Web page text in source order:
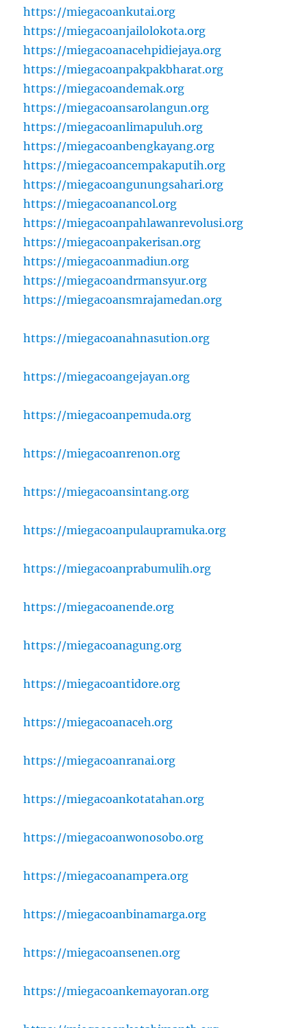
https://miegacoankutai.org
https://miegacoanjailolokota.org
https://miegacoanacehpidiejaya.org
https://miegacoanpakpakbharat.org
https://miegacoandemak.org
https://miegacoansarolangun.org
https://miegacoanlimapuluh.org
https://miegacoanbengkayang.org
https://miegacoancempakaputih.org
https://miegacoangunungsahari.org
https://miegacoanancol.org
https://miegacoanpahlawanrevolusi.org
https://miegacoanpakerisan.org
https://miegacoanmadiun.org
https://miegacoandrmansyur.org
https://miegacoansmrajamedan.org
https://miegacoanahnasution.org
https://miegacoangejayan.org
https://miegacoanpemuda.org
https://miegacoanrenon.org
https://miegacoansintang.org
https://miegacoanpulaupramuka.org
https://miegacoanprabumulih.org
https://miegacoanende.org
https://miegacoanagung.org
https://miegacoantidore.org
https://miegacoanaceh.org
https://miegacoanranai.org
https://miegacoankotatahan.org
https://miegacoanwonosobo.org
https://miegacoanampera.org
https://miegacoanbinamarga.org
https://miegacoansenen.org
https://miegacoankemayoran.org